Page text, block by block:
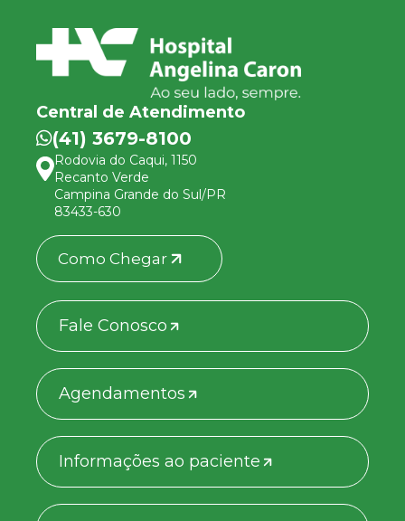
Central de Atendimento
(41) 3679-8100
Rodovia do Caqui, 1150
Recanto Verde
Campina Grande do Sul/PR
83433-630
Como Chegar
Fale Conosco
Agendamentos
Informações ao paciente